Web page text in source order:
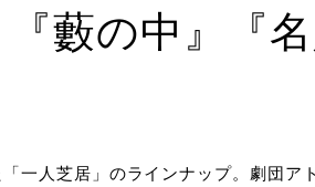
藪の中』『名
一人芝居」のラインナップ。劇団ア